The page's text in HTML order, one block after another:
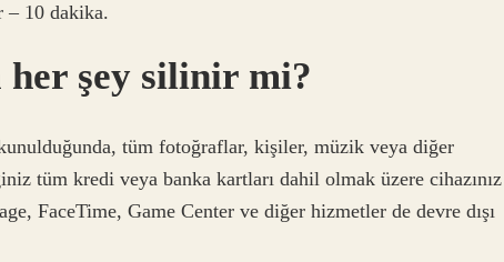
– 10 dakika.
her şey silinir mi?
tüm fotoğraflar, kişiler, müzik veya diğer
tüm kredi veya banka kartları dahil olmak üzere cihazınız
FaceTime, Game Center ve diğer hizmetler de devre dışı